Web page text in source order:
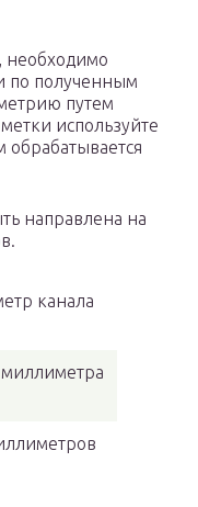
необходимо
по полученным
путем
используйте
направлена на
канала